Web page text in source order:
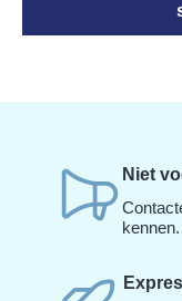
Niet
kennen.